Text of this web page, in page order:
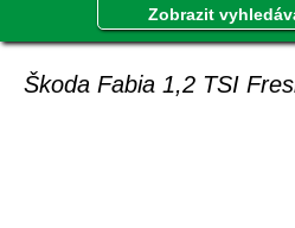
Čtvrtek:
08:00-
Pátek:
08:00-
Sobota:
dle
Neděle:
Zobrazit
Škoda Fabia 1,2 TSI